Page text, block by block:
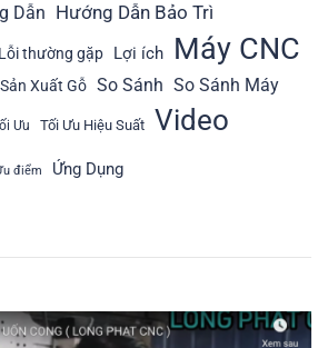
Dẫn Hướng Dẫn Bảo Trì
Lỗi thường gặp Lợi ích Máy CNC
Xuất Gỗ So Sánh So Sánh Máy
Ưu Tối Ưu Hiệu Suất Video
điểm Ứng Dụng